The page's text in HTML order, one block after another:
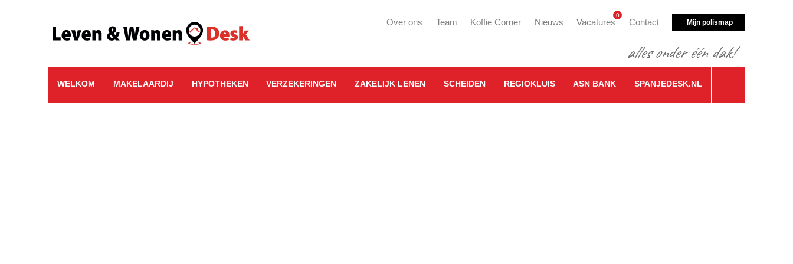
Over ons Team Koffie Corner Nieuws Vacatures
0
Contact Mijn polismap
WELKOM MAKELAARDIJ HYPOTHEKEN VERZEKERINGEN ZAKELIJK LENEN SCHEIDEN REGIOKLUIS ASN BANK SPANJEDESK.NL